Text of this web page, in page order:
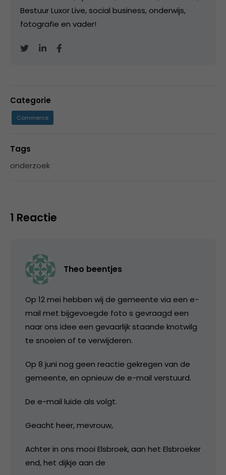
Bestuur Luxor Live, social business, onderwijs,
fotografie en vader!
Categorie
Commerce
Tags
onderzoek
1 Reactie
Theo beentjes
Op 12 mei hebben wij de gemeente via een e-
mail met bijgevoegde foto s gevraagd een
naar ons idee een gevaarlijk staande knotwilg
te snoeien of te verwijderen.
Op 8 juni nog geen reactie gekregen van de
gemeente, en opnieuw de e-mail verstuurd.
De e-mail luide als volgt.
Geacht heer, mevrouw,
Achter in ons mooi Elsbroek, aan het Elsbroeker
end, het dijkje aan de